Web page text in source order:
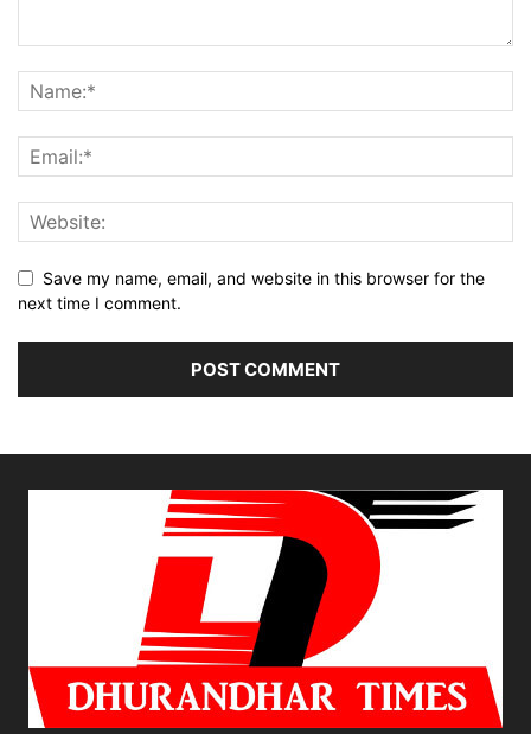
Save my name, email, and website in this browser for the
next time I comment.